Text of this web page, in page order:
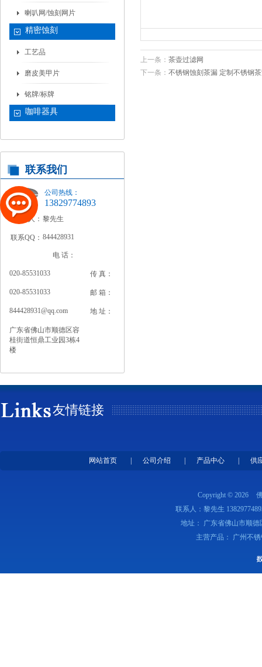
喇叭网/蚀刻网片
精密蚀刻
工艺品
磨皮美甲片
铭牌/标牌
咖啡器具
联系我们
公司热线：
13829774893
联系人： 黎先生
联系QQ： 844428931
电 话：
020-85531033 传 真：
020-85531033 邮 箱：
844428931@qq.com 地 址：
广东省佛山市顺德区容
桂街道恒鼎工业园3栋4
楼
上一条： 茶壶过滤网
下一条： 不锈钢蚀刻茶漏 定制不锈钢
友情链接
网站首页 公司介绍 产品中心 供
Copyright © 2026
联系人：黎先生
地址： 广东省佛山市顺
主营产品： 广州不